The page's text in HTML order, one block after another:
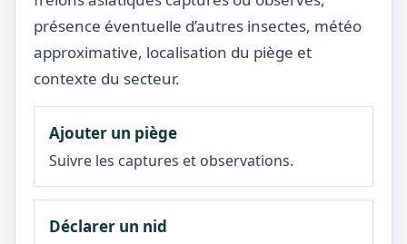
présence éventuelle d’autres insectes, météo
approximative, localisation du piège et
contexte du secteur.
Ajouter un piège
Suivre les captures et observations.
Déclarer un nid